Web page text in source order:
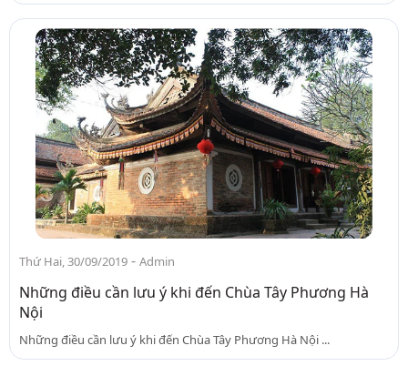
Thứ Hai, 30/09/2019 - Admin
Những điều cần lưu ý khi đến Chùa Tây Phương Hà
Nội
Những điều cần lưu ý khi đến Chùa Tây Phương Hà Nội ...